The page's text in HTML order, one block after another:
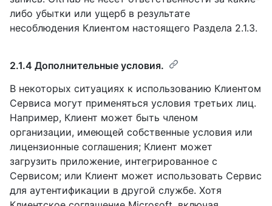
либо убытки или ущерб в результате
несоблюдения Клиентом настоящего Раздела 2.1.3.
2.1.4 Дополнительные условия.
В некоторых ситуациях к использованию Клиентом
Сервиса могут применяться условия третьих лиц.
Например, Клиент может быть членом
организации, имеющей собственные условия или
лицензионные соглашения; Клиент может
загрузить приложение, интегрированное с
Сервисом; или Клиент может использовать Сервис
для аутентификации в другой службе. Хотя